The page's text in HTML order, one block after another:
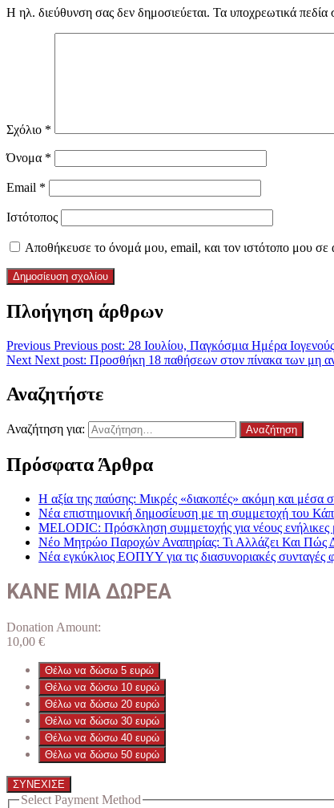
Η ηλ. διεύθυνση σας δεν δημοσιεύεται. Τα υποχρεωτικά πεδία
Σχόλιο *
Όνομα *
Email *
Ιστότοπος
Αποθήκευσε το όνομά μου, email, και τον ιστότοπο μου
Πλοήγηση άρθρων
Previous Previous post: 28 Ιουλίου, Παγκόσμια Ημέρα
Next Next post: Προσθήκη 18 παθήσεων στον πίνακα των μη
Αναζητήστε
Αναζήτηση για:
Πρόσφατα Άρθρα
Η αξία της παύσης: Μικρές «διακοπές» ακόμη και μέσα
Νέα επιστημονική δημοσίευση με τη συμμετοχή του
MELODIC: Πρόσκληση συμμετοχής για νέους ενήλικες
Νέο Μητρώο Παροχών Αναπηρίας: Τι Αλλάζει Και Πώς
Νέα εγκύκλιος ΕΟΠΥΥ για τις διασυνοριακές συνταγές
ΚΑΝΕ ΜΙΑ ΔΩΡΕΑ
Donation Amount:
10,00 €
Θέλω να δώσω 5 ευρώ
Θέλω να δώσω 10 ευρώ
Θέλω να δώσω 20 ευρώ
Θέλω να δώσω 30 ευρώ
Θέλω να δώσω 40 ευρώ
Θέλω να δώσω 50 ευρώ
ΣΥΝΕΧΙΣΕ
Select Payment Method